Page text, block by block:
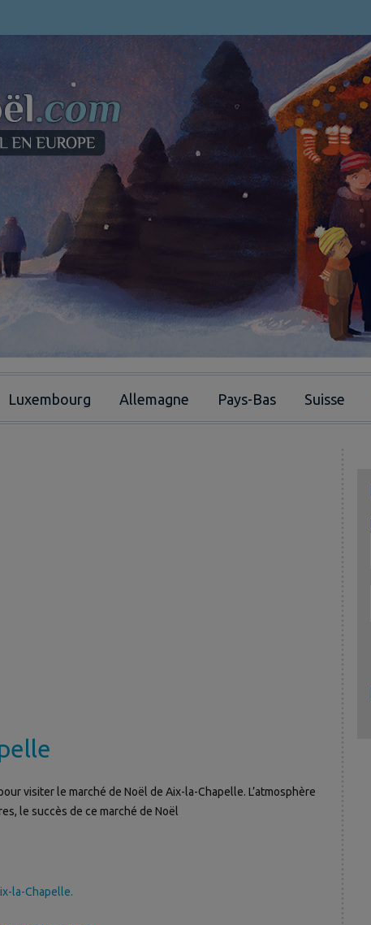
Luxembourg Allemagne Pays-Bas Suisse
visiter le marché de Noël de Aix-la-Chapelle. L’atmosphère
le succès de ce marché de Noël
la-Chapelle.